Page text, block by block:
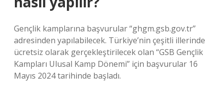
Gençlik kamplarına başvurular “ghgm.gsb.gov.tr”
adresinden yapılabilecek. Türkiye’nin çeşitli illerinde
ücretsiz olarak gerçekleştirilecek olan “GSB Gençlik
Kampları Ulusal Kamp Dönemi” için başvurular 16
Mayıs 2024 tarihinde başladı.